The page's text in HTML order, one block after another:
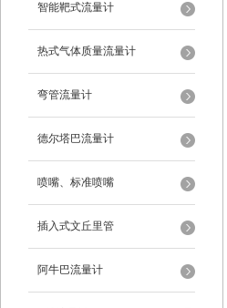
智能靶式流量计
热式气体质量流量计
弯管流量计
德尔塔巴流量计
喷嘴、标准喷嘴
插入式文丘里管
阿牛巴流量计